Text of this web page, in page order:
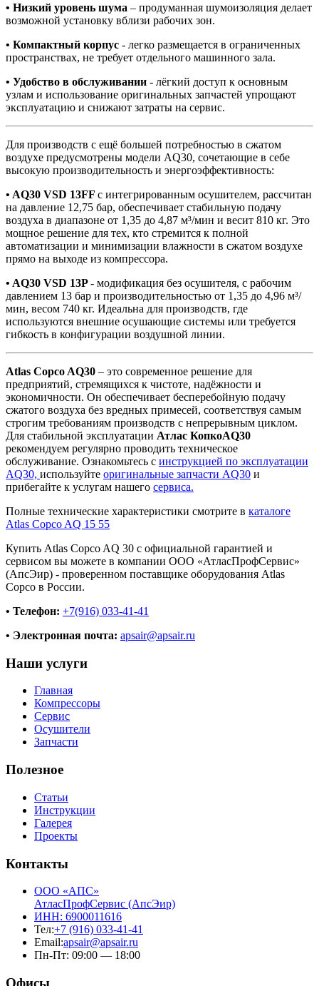
• Низкий уровень шума – продуманная шумоизоляция делает
возможной установку вблизи рабочих зон.
• Компактный корпус - легко размещается в ограниченных
пространствах, не требует отдельного машинного зала.
• Удобство в обслуживании - лёгкий доступ к основным
узлам и использование оригинальных запчастей упрощают
эксплуатацию и снижают затраты на сервис.
Для производств с ещё большей потребностью в сжатом
воздухе предусмотрены модели AQ30, сочетающие в себе
высокую производительность и энергоэффективность:
• AQ30 VSD 13FF с интегрированным осушителем, рассчитан
на давление 12,75 бар, обеспечивает стабильную подачу
воздуха в диапазоне от 1,35 до 4,87 м³/мин и весит 810 кг. Это
мощное решение для тех, кто стремится к полной
автоматизации и минимизации влажности в сжатом воздухе
прямо на выходе из компрессора.
• AQ30 VSD 13P- модификация без осушителя, с рабочим
давлением 13 бар и производительностью от 1,35 до 4,96 м³/
мин, весом 740 кг. Идеальна для производств, где
используются внешние осушающие системы или требуется
гибкость в конфигурации воздушной линии.
Atlas Copco AQ30 – это современное решение для
предприятий, стремящихся к чистоте, надёжности и
экономичности. Он обеспечивает бесперебойную подачу
сжатого воздуха без вредных примесей, соответствуя самым
строгим требованиям производств с непрерывным циклом.
Для стабильной эксплуатации Атлас КопкоAQ30
рекомендуем регулярно проводить техническое
обслуживание. Ознакомьтесь с инструкцией по эксплуатации
AQ30, используйте оригинальные запчасти AQ30 и
прибегайте к услугам нашего сервиса.
Полные технические характеристики смотрите в каталоге
Atlas Copco AQ 15 55
Купить Atlas Copco AQ 30 с официальной гарантией и
сервисом вы можете в компании ООО «АтласПрофСервис»
(АпсЭир) - проверенном поставщике оборудования Atlas
Copco в России.
• Телефон: +7(916) 033-41-41
• Электронная почта: apsair@apsair.ru
Наши услуги
Главная
Компрессоры
Сервис
Осушители
Запчасти
Полезное
Статьи
Инструкции
Галерея
Проекты
Контакты
ООО «АПС»
АтласПрофСервис (АпсЭир)
ИНН: 6900011616
Тел:+7 (916) 033-41-41
Email:apsair@apsair.ru
Пн-Пт: 09:00 — 18:00
Офисы